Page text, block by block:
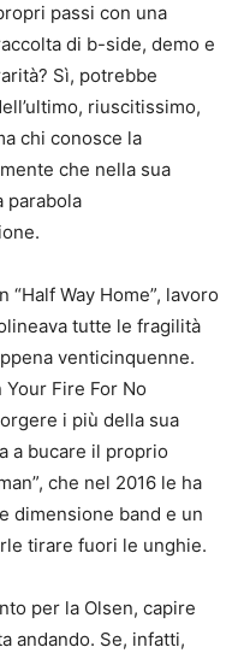
passi con una
di b-side, demo e
Sì, potrebbe
riuscitissimo,
chi conosce la
che nella sua
parabola
Way Home”, lavoro
tutte le fragilità
venticinquenne.
Fire For No
i più della sua
a bucare il proprio
che nel 2016 le ha
dimensione band e un
tirare fuori le unghie.
per la Olsen, capire
andando. Se, infatti,